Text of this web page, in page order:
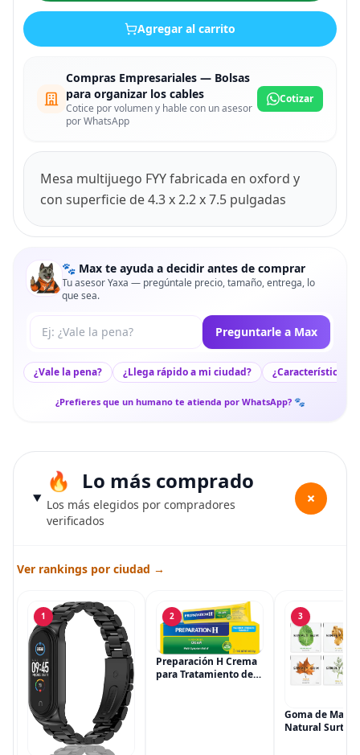
Agregar al carrito
Compras Empresariales — Bolsas
para organizar los cables
Cotice por volumen y hable con un asesor
por WhatsApp
Cotizar
Mesa multijuego FYY fabricada en oxford y
con superficie de 4.3 x 2.2 x 7.5 pulgadas
🐾 Max te ayuda a decidir antes de comprar
Tu asesor Yaxa — pregúntale precio, tamaño, entrega, lo
que sea.
Tu pregunta a Max Preguntarle a Max
¿Vale la pena? ¿Llega rápido a mi ciudad? ¿Características
¿Prefieres que un humano te atienda por WhatsApp? 🐾
Lo más comprado
Los más elegidos por compradores
verificados
+
Ver rankings por ciudad →
1 2
Preparación H Crema
para Tratamiento de
3
Goma de
Natural